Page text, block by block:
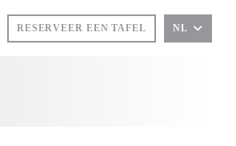
RESERVEER EEN TAFEL NL